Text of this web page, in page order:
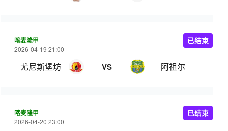
喀麦隆甲
2026-04-19 21:00
尤尼斯堡坊 VS 阿祖尔
已结束
喀麦隆甲
2026-04-20 23:00
已结束